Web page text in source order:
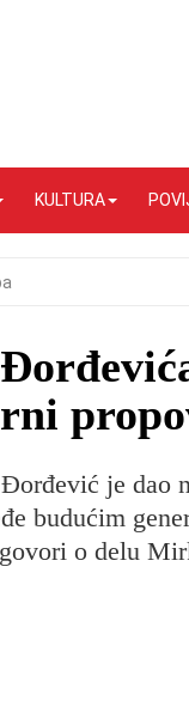
KULTURA
je dao
budućim
o delu